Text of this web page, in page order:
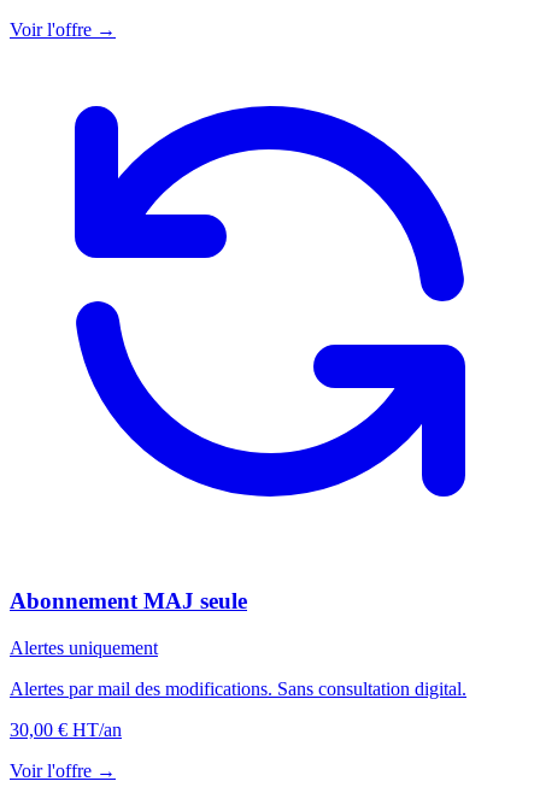
Voir l'offre →
Abonnement MAJ seule
Alertes uniquement
Alertes par mail des modifications. Sans consultation digital.
30,00 € HT/an
Voir l'offre →